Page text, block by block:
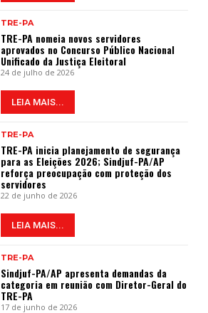
TRE-PA
TRE-PA nomeia novos servidores
aprovados no Concurso Público Nacional
Unificado da Justiça Eleitoral
24 de julho de 2026
LEIA MAIS...
TRE-PA
TRE-PA inicia planejamento de segurança
para as Eleições 2026; Sindjuf-PA/AP
reforça preocupação com proteção dos
servidores
22 de junho de 2026
LEIA MAIS...
TRE-PA
Sindjuf-PA/AP apresenta demandas da
categoria em reunião com Diretor-Geral do
TRE-PA
17 de junho de 2026